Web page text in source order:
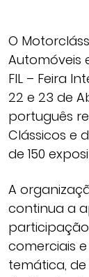
O
Automóveis
FIL – Feira
22 e 23 de
português
Clássicos e
de 150
A
continua a
comerciais
temática,